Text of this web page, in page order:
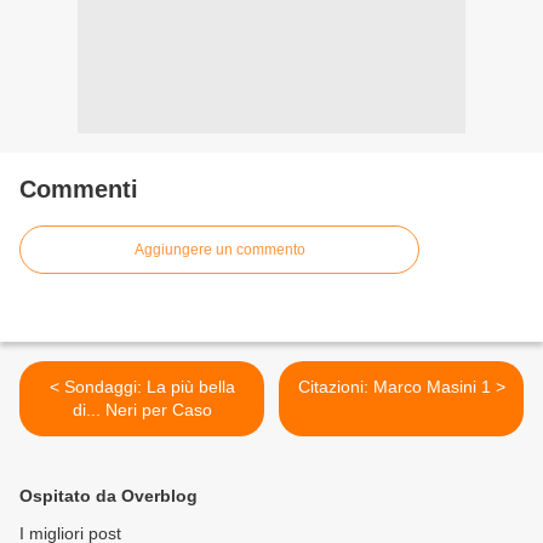
Commenti
Aggiungere un commento
< Sondaggi: La più bella
di... Neri per Caso
Citazioni: Marco Masini 1 >
Ospitato da Overblog
I migliori post